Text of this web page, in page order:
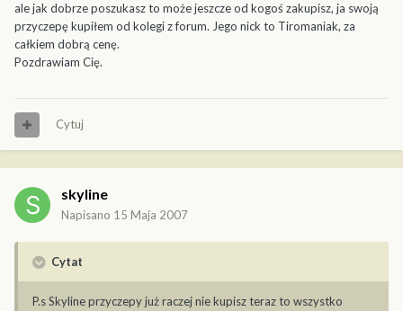
ale jak dobrze poszukasz to może jeszcze od kogoś zakupisz, ja swoją
przyczepę kupiłem od kolegi z forum. Jego nick to Tiromaniak, za
całkiem dobrą cenę.
Pozdrawiam Cię.
Cytuj
skyline
Napisano 15 Maja 2007
Cytat
P.s Skyline przyczepy już raczej nie kupisz teraz to wszystko